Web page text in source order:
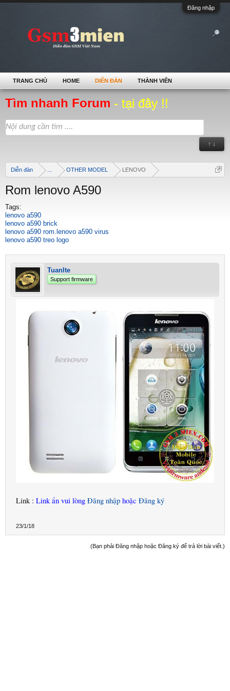
Đăng nhập
Tìm nhanh Forum - tại đây !!
↑ ↓
Diễn đàn OTHER MODEL LENOVO
Rom lenovo A590
Tags:
lenovo a590
lenovo a590 brick
lenovo a590 rom.lenovo a590 virus
lenovo a590 treo logo
Tuanlte
Support firmware
Link : Link ẩn vui lòng Đăng nhập hoặc Đăng ký
23/1/18
(Bạn phải Đăng nhập hoặc Đăng ký để trả lời bài viết.)
TRANG CHỦ HOME DIỄN ĐÀN THÀNH VIÊN